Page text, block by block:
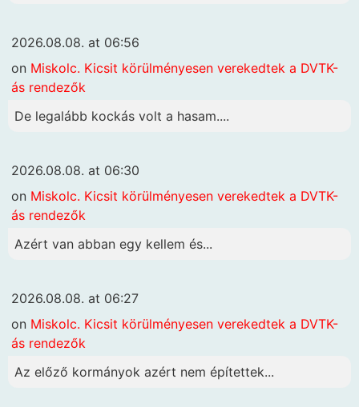
2026.08.08. at 06:56
on Miskolc. Kicsit körülményesen verekedtek a DVTK-
ás rendezők
De legalább kockás volt a hasam....
2026.08.08. at 06:30
on Miskolc. Kicsit körülményesen verekedtek a DVTK-
ás rendezők
Azért van abban egy kellem és...
2026.08.08. at 06:27
on Miskolc. Kicsit körülményesen verekedtek a DVTK-
ás rendezők
Az előző kormányok azért nem építettek...